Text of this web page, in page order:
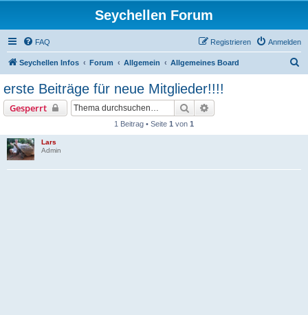
Seychellen Forum
FAQ Anmelden
Registrieren
Seychellen Infos Forum Allgemein Allgemeines Board
erste Beiträge für neue Mitglieder!!!!
Gesperrt Suche
1 Beitrag • Seite 1 von 1
Lars
Admin